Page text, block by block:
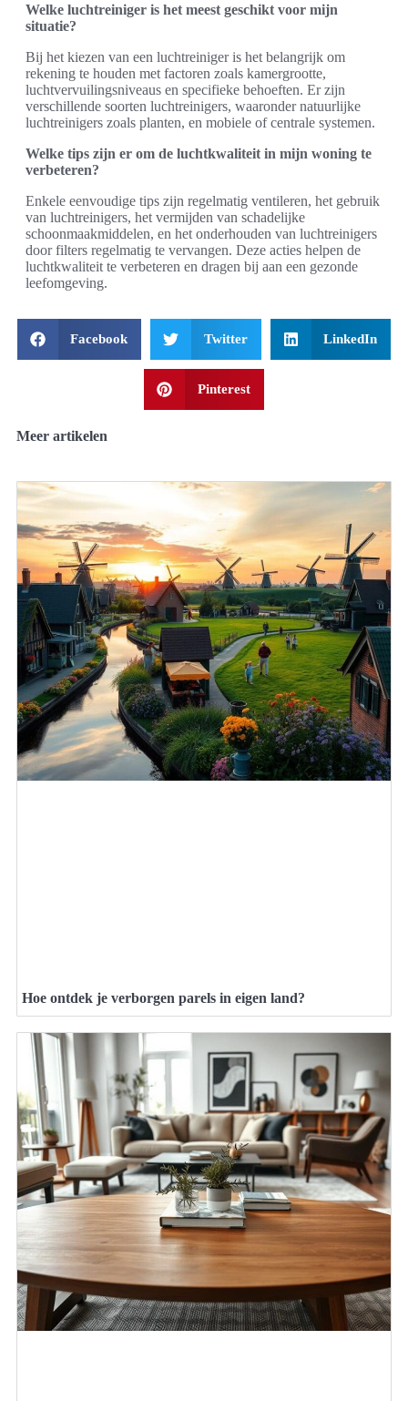
Welke luchtreiniger is het meest geschikt voor mijn
situatie?
Bij het kiezen van een luchtreiniger is het belangrijk om
rekening te houden met factoren zoals kamergrootte,
luchtvervuilingsniveaus en specifieke behoeften. Er zijn
verschillende soorten luchtreinigers, waaronder natuurlijke
luchtreinigers zoals planten, en mobiele of centrale systemen.
Welke tips zijn er om de luchtkwaliteit in mijn woning te
verbeteren?
Enkele eenvoudige tips zijn regelmatig ventileren, het gebruik
van luchtreinigers, het vermijden van schadelijke
schoonmaakmiddelen, en het onderhouden van luchtreinigers
door filters regelmatig te vervangen. Deze acties helpen de
luchtkwaliteit te verbeteren en dragen bij aan een gezonde
leefomgeving.
Facebook Twitter LinkedIn
Pinterest
Meer artikelen
Hoe ontdek je verborgen parels in eigen land?